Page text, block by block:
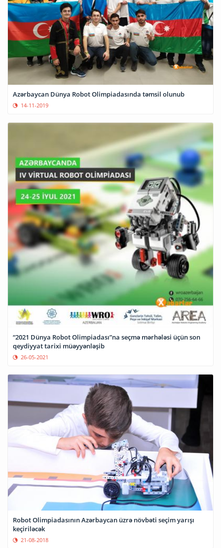
Azərbaycan Dünya Robot Olimpiadasında təmsil olunub
14-11-2019
“2021 Dünya Robot Olimpiadası”na seçmə mərhələsi üçün son
qeydiyyat tarixi müəyyənləşib
26-05-2021
Robot Olimpiadasının Azərbaycan üzrə növbəti seçim yarışı
keçiriləcək
21-08-2018